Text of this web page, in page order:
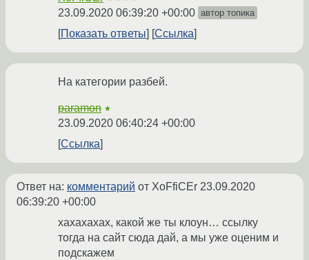
23.09.2020 06:39:20 +00:00 автор топика
Показать ответы Ссылка
На категории разбей.
paramon ★
23.09.2020 06:40:24 +00:00
Ссылка
Ответ на: комментарий от XoFfiCEr 23.09.2020
06:39:20 +00:00
хахахахах, какой же ты клоун… ссылку
тогда на сайт сюда дай, а мы уже оценим и
подскажем